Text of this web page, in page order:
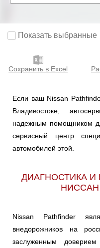
Показать выбранные
Сохранить в Excel
Если ваш Nissan
Владивостоке,
надежным помощником
сервисный центр
автомобилей этой.
ДИАГНОСТИКА
Nissan Pathfinder
внедорожников на
заслуженным